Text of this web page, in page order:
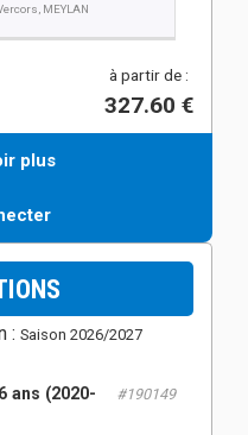
MEYLAN
à partir de :
327.60 €
plus
: Saison 2026/2027
ans (2020-
#190149